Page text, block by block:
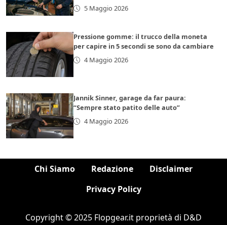
5 Maggio 2026
Pressione gomme: il trucco della moneta
per capire in 5 secondi se sono da cambiare
4 Maggio 2026
Jannik Sinner, garage da far paura:
“Sempre stato patito delle auto”
4 Maggio 2026
Chi Siamo Redazione
Disclaimer
Privacy Policy
Copyright © 2025 Flopgear.it proprietà di D&D